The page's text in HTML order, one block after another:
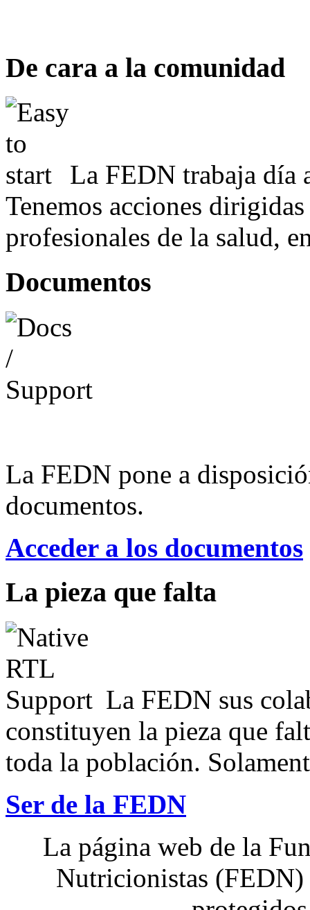
De cara a la comunidad
La FEDN trabaja día
Tenemos acciones
profesionales de la salud,
Documentos
La FEDN pone a
documentos.
Acceder a los documentos
La pieza que falta
La FEDN sus
constituyen la pieza que
toda la población.
Ser de la FEDN
La página web de la
Nutricionistas (FEDN)